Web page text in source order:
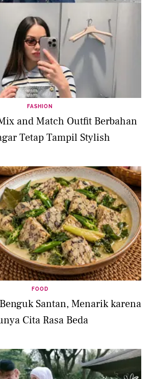
FASHION
and Match Outfit Berbahan
Tetap Tampil Stylish
FOOD
Santan, Menarik karena
Cita Rasa Beda